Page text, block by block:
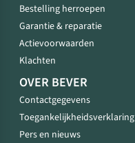
Bestelling herroepen
Garantie & reparatie
Actievoorwaarden
Klachten
OVER BEVER
Contactgegevens
Toegankelijkheidsverklaring
Pers en nieuws